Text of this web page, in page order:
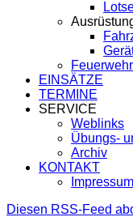
EINSÄTZE
TERMINE
SERVICE
Weblinks
Übungs-
Archiv
KONTAKT
Impressum
Diesen RSS-Feed